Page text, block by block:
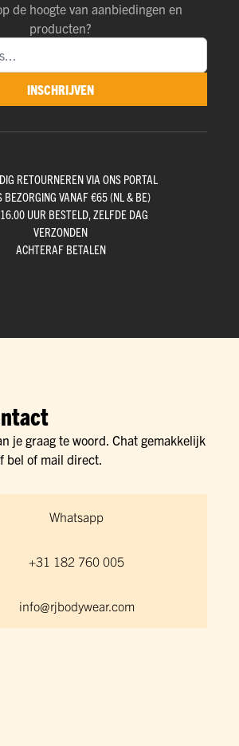
de hoogte van aanbiedingen en
producten?
INSCHRIJVEN
RETOURNEREN VIA ONS PORTAL
BEZORGING VANAF €65 (NL & BE)
UUR BESTELD, ZELFDE DAG
VERZONDEN
ACHTERAF BETALEN
je graag te woord. Chat gemakkelijk
bel of mail direct.
Whatsapp
+31 182 760 005
info@rjbodywear.com